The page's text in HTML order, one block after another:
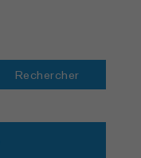
Rechercher